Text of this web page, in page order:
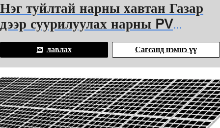
Нэг туйлтай нарны хавтан Газар
дээр суурилуулах нарны PV
бүтцийн систем Нэг баганын
тулгуурлавлах Сагсанд нэмнэ үү